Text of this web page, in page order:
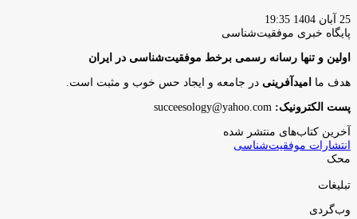
25 آبان 1404 19:35
پایگاه‌ خبری موفقیت‌شناسی
اولین و تنها رسانه رسمی برخط موفقیت‌شناسی در ایران
هدف ما امیدآفرینی در جامعه و ایجاد حس خوب و مثبت است.
پست الکترونیک:
آخرین کتاب‌های منتشر شده
انتشارات موفقیت‌شناسی
محک
تبلیغات
وب‌گردی